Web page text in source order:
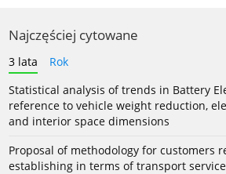
Najczęściej cytowane
3 lata
Rok
Statistical analysis of trends in Battery
reference to vehicle weight reduction,
and interior space dimensions
Proposal of methodology for customers
establishing in terms of transport